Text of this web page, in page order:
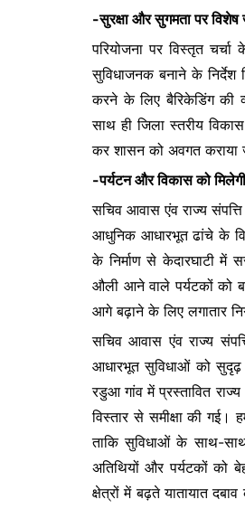
-सुरक्षा और सुगमता पर विशेष
परियोजना पर विस्तृत
सुविधाजनक बनाने के निर्देश
करने के लिए बैरिकेडिंग की
साथ ही जिला स्तरीय
कर शासन को अवगत कराया
-पर्यटन और विकास को
सचिव आवास एंव राज्य
आधुनिक आधारभूत ढांचे के
के निर्माण से केदारघाटी में
औली आने वाले पर्यटकों को
आगे बढ़ाने के लिए लगातार
सचिव आवास एंव राज्य
आधारभूत सुविधाओं को सुदृढ़
रडुआ गांव में प्रस्तावित
विस्तार से समीक्षा की गई।
ताकि सुविधाओं के साथ-
अतिथियों और पर्यटकों को
क्षेत्रों में बढ़ते यातायात